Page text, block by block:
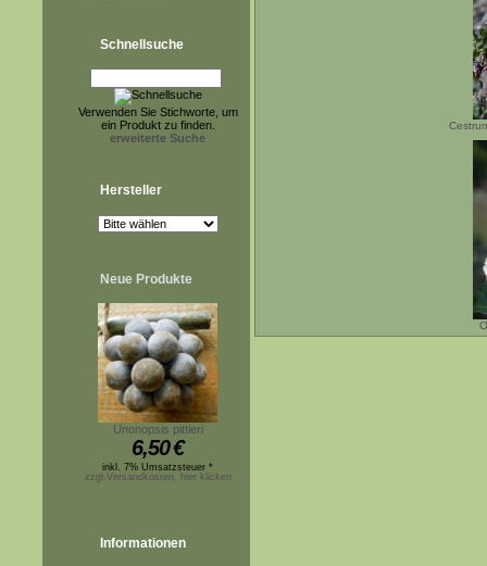
Schnellsuche
Verwenden Sie Stichworte, um
ein Produkt zu finden.
erweiterte Suche
Hersteller
Neue Produkte
Unonopsis pittieri
6,50€
inkl. 7% Umsatzsteuer *
zzgl.Versandkosten, hier klicken
Informationen